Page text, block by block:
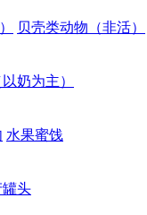
贝壳类动物（非活）
奶为主）
水果蜜饯
罐头